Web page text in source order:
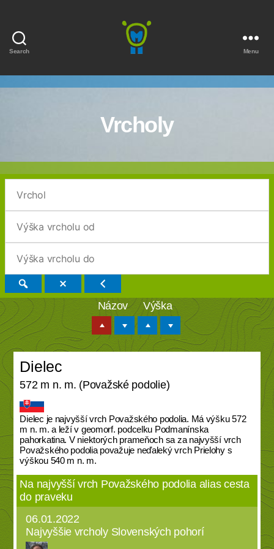
Search Menu
Vrcholy
Názov Výška
Dielec
572 m n. m. (Považské podolie)
Dielec je najvyšší vrch Považského podolia. Má výšku 572
m n. m. a leží v geomorf. podcelku Podmanínska
pahorkatina. V niektorých prameňoch sa za najvyšší vrch
Považského podolia považuje neďaleký vrch Prielohy s
výškou 540 m n. m.
Na najvyšší vrch Považského podolia alias cesta
do praveku
06.01.2022
Najvyššie vrcholy Slovenských pohorí